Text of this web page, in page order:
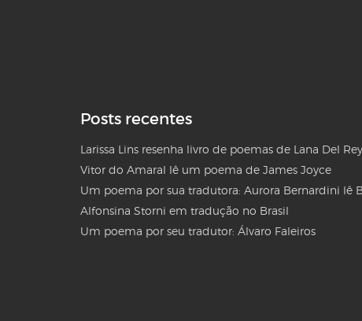
Posts recentes
Larissa Lins resenha livro de poemas de Lana Del
Vitor do Amaral lê um poema de James Joyce
Um poema por sua tradutora: Aurora Bernardini lê
Alfonsina Storni em tradução no Brasil
Um poema por seu tradutor: Álvaro Faleiros